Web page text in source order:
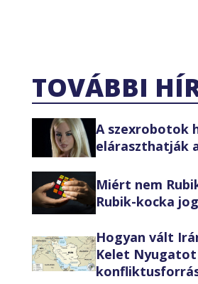
TOVÁBBI
A szexrobotok
eláraszthatják
Miért nem
Rubik-kocka
Hogyan vált
Kelet